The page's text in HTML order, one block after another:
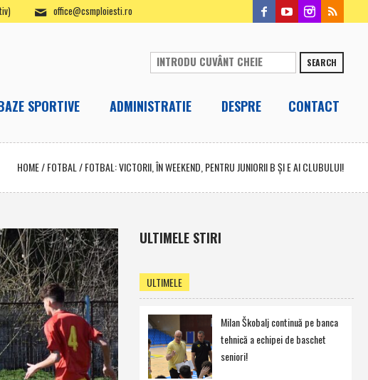
office@csmploiesti.ro
SEARCH
SPORTIVE ADMINISTRATIE DESPRE CONTACT
HOME/FOTBAL /FOTBAL: VICTORII, ÎN WEEKEND, PENTRU JUNIORII B ŞI E AI CLUBULUI!
ULTIMELE STIRI
ULTIMELE
Milan Škobalj continuă pe banca
tehnică a echipei de baschet
seniori!